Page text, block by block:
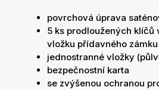
povrchová úprava
5 ks prodloužených klíčů
vložku přídavného zámku
jednostranné vložky
bezpečnostní karta
se zvýšenou ochranou